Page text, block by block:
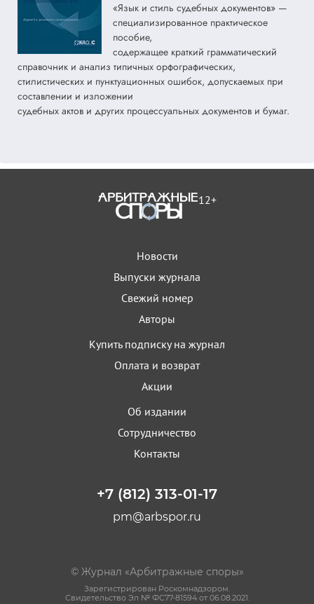
«Язык и стиль судебных документов» —
специализированное практическое
пособие,
содержащее краткий грамматический
справочник и анализ типичных орфографических,
стилистических и пунктуационных ошибок, допускаемых при
составлении и изложении
судебных актов и других процессуальных документов и бумаг.
12+
Новости
Выпуски журнала
Свежий номер
Авторы
Купить подписку на журнал
Оплата и возврат
Акции
Об издании
Сотрудничество
Контакты
+7 (812) 313-01-17
pm@arbspor.ru
© Журнал «Арбитражные споры»
Зарегистрирован Роскомнадзором.
Свидетельство Эл № ФС77-81594 от 06.08.2021.